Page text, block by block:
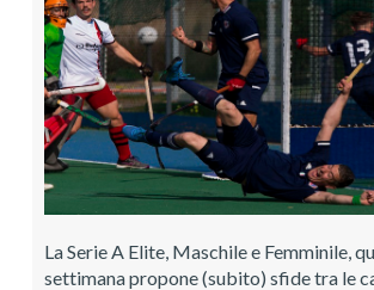
La Serie A Elite, Maschile e Femminile,
settimana propone (subito) sfide tra le